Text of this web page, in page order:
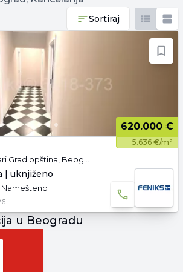
Sortiraj
620.000 €
5.636 €/m²
Beograd centar, Stari Grad opština, Beograd
| uknjiženo
Namešteno
u Beogradu